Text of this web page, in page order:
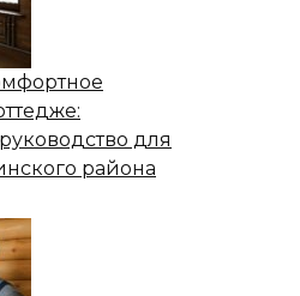
для
района